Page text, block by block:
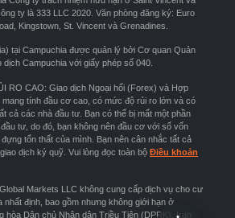
ty là 333 LLC 2020. Văn phòng đăng ký: Euro
Kingstown, St. Vincent và Grenadines.
tại Campuchia được quản lý bởi Cơ quan Quản
dịch Campuchia với giấy phép số 040.
RO CAO: Giao dịch Ngoại hối (Forex) và Hợp
tính đầu cơ cao, có mức độ rủi ro lớn và có
cả các nhà đầu tư. Bạn có thể bị mất một phần
tư, do đó, bạn không nên đầu cơ với số vốn
tổn thất của mình. Bạn nên cân nhắc tất cả
dịch ký quỹ. Vui lòng đọc toàn bộ Điều khoản
Markets LLC không cung cấp dịch vụ cho cư
nhất định, bao gồm nhưng không giới hạn ở
hòa Dân chủ Nhân dân Triều Tiên (DPRK), Iran